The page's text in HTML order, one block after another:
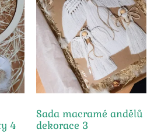
4
Sada macramé andělů
dekorace 3